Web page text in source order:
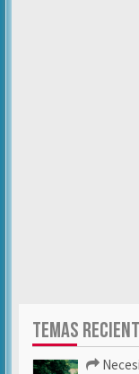
TEMAS